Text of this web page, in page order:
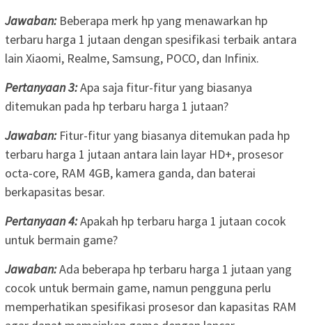
Jawaban:Beberapa merk hp yang menawarkan hp
terbaru harga 1 jutaan dengan spesifikasi terbaik antara
lain Xiaomi, Realme, Samsung, POCO, dan Infinix.
Pertanyaan 3:Apa saja fitur-fitur yang biasanya
ditemukan pada hp terbaru harga 1 jutaan?
Jawaban:Fitur-fitur yang biasanya ditemukan pada hp
terbaru harga 1 jutaan antara lain layar HD+, prosesor
octa-core, RAM 4GB, kamera ganda, dan baterai
berkapasitas besar.
Pertanyaan 4:Apakah hp terbaru harga 1 jutaan cocok
untuk bermain game?
Jawaban:Ada beberapa hp terbaru harga 1 jutaan yang
cocok untuk bermain game, namun pengguna perlu
memperhatikan spesifikasi prosesor dan kapasitas RAM